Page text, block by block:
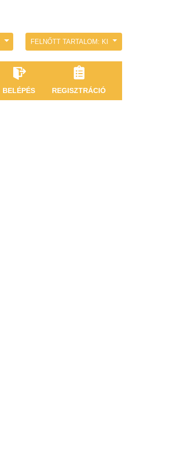
FELNŐTT TARTALOM: KI
BELÉPÉS REGISZTRÁCIÓ